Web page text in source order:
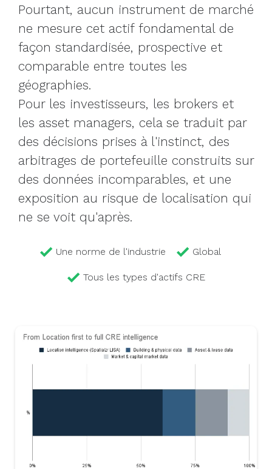
Pourtant, aucun instrument de marché
ne mesure cet actif fondamental de
façon standardisée, prospective et
comparable entre toutes les
géographies.
Pour les investisseurs, les brokers et
les asset managers, cela se traduit par
des décisions prises à l'instinct, des
arbitrages de portefeuille construits sur
des données incomparables, et une
exposition au risque de localisation qui
ne se voit qu'après.
Une norme de l'industrie Global
Tous les types d'actifs CRE